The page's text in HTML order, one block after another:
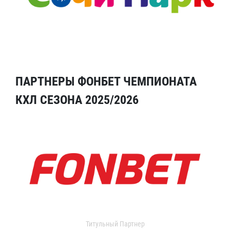
ПАРТНЕРЫ ФОНБЕТ ЧЕМПИОНАТА
КХЛ СЕЗОНА 2025/2026
Титульный Партнер